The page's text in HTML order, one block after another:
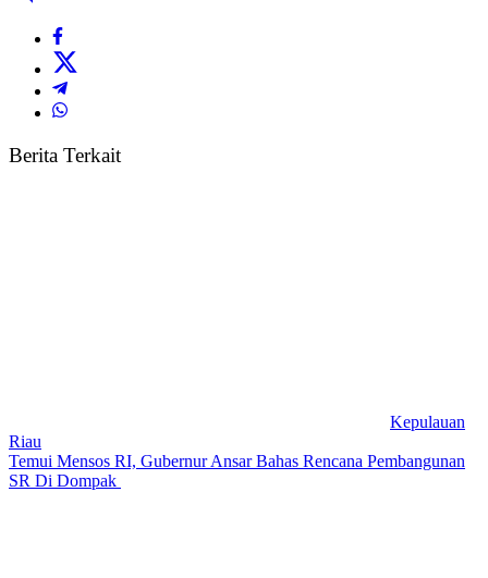
Berita Terkait
Kepulauan
Riau
Temui Mensos RI, Gubernur Ansar Bahas Rencana Pembangunan
SR Di Dompak